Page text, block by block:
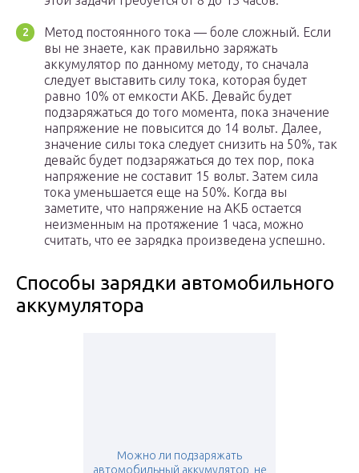
Метод постоянного тока — боле сложный. Если
вы не знаете, как правильно заряжать
аккумулятор по данному методу, то сначала
следует выставить силу тока, которая будет
равно 10% от емкости АКБ. Девайс будет
подзаряжаться до того момента, пока значение
напряжение не повысится до 14 вольт. Далее,
значение силы тока следует снизить на 50%, так
девайс будет подзаряжаться до тех пор, пока
напряжение не составит 15 вольт. Затем сила
тока уменьшается еще на 50%. Когда вы
заметите, что напряжение на АКБ остается
неизменным на протяжение 1 часа, можно
считать, что ее зарядка произведена успешно.
Способы зарядки автомобильного
аккумулятора
Можно ли подзаряжать
автомобильный аккумулятор, не